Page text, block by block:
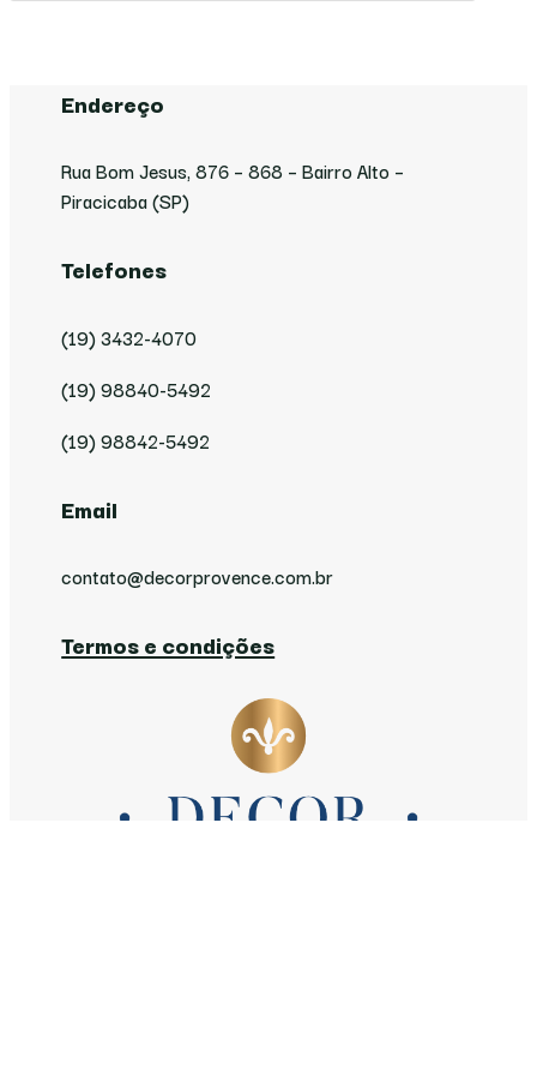
Endereço
Rua Bom Jesus, 876 – 868 – Bairro Alto –
Piracicaba (SP)
Telefones
(19) 3432-4070
(19) 98840-5492
(19) 98842-5492
Email
contato@decorprovence.com.br
Termos e condições